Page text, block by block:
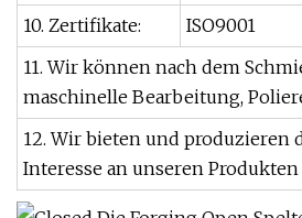
10. Zertifikate:
ISO9001
11. Wir können nach dem
maschinelle Bearbeitung,
12. Wir bieten und produzieren
Interesse an unseren